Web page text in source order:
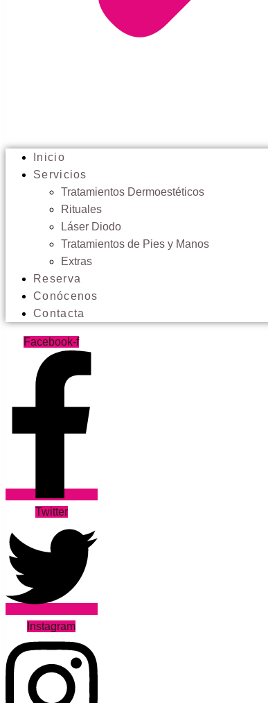
Inicio
Servicios
Tratamientos Dermoestéticos
Rituales
Láser Diodo
Tratamientos de Pies y Manos
Extras
Reserva
Conócenos
Contacta
Facebook-f
Twitter
Instagram